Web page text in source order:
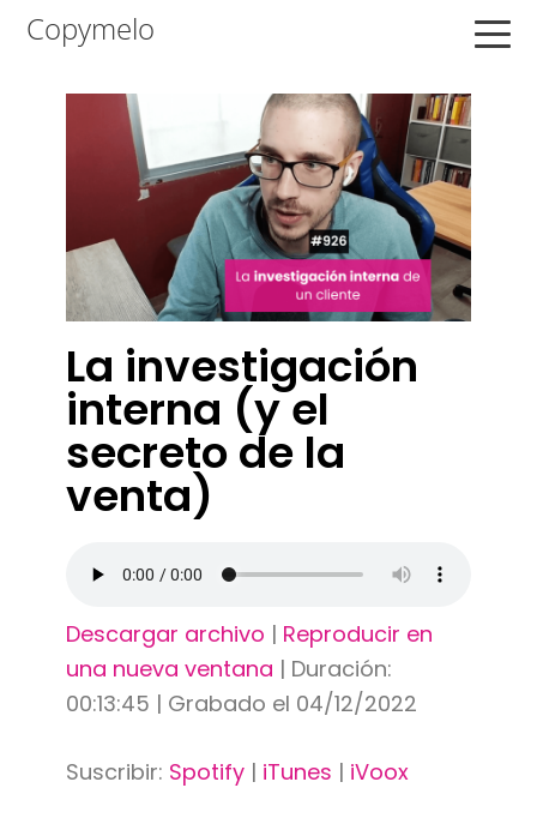
Saltar
Saltar
contenido
Saltar
Copymelo
La investigación
interna (y el
secreto de la
venta)
Descargar archivo | Reproducir en
una nueva ventana | Duración:
00:13:45 | Grabado el 04/12/2022
Suscribir: Spotify| iTunes | iVoox